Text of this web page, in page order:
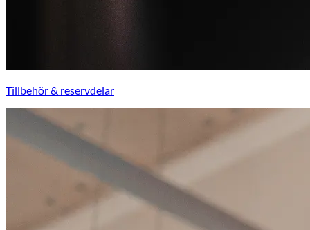
Tillbehör & reservdelar